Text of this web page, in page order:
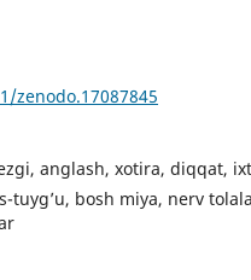
zenodo.17087845
anglash, xotira, diqqat,
tuyg’u, bosh miya, nerv